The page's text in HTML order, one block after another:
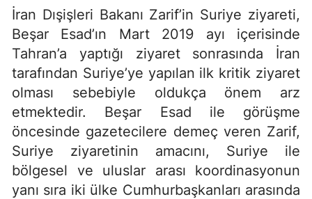
İran Dışişleri Bakanı Zarif’in Suriye ziyareti,
Beşar Esad’ın Mart 2019 ayı içerisinde
Tahran’a yaptığı ziyaret sonrasında İran
tarafından Suriye’ye yapılan ilk kritik ziyaret
olması sebebiyle oldukça önem arz
etmektedir. Beşar Esad ile görüşme
öncesinde gazetecilere demeç veren Zarif,
Suriye ziyaretinin amacını, Suriye ile
bölgesel ve uluslar arası koordinasyonun
yanı sıra iki ülke Cumhurbaşkanları arasında